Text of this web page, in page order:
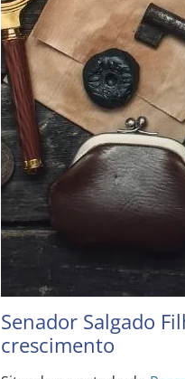
Senador Salgado
crescimento